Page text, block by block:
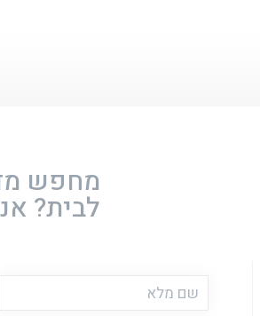
מחפש
לבית?